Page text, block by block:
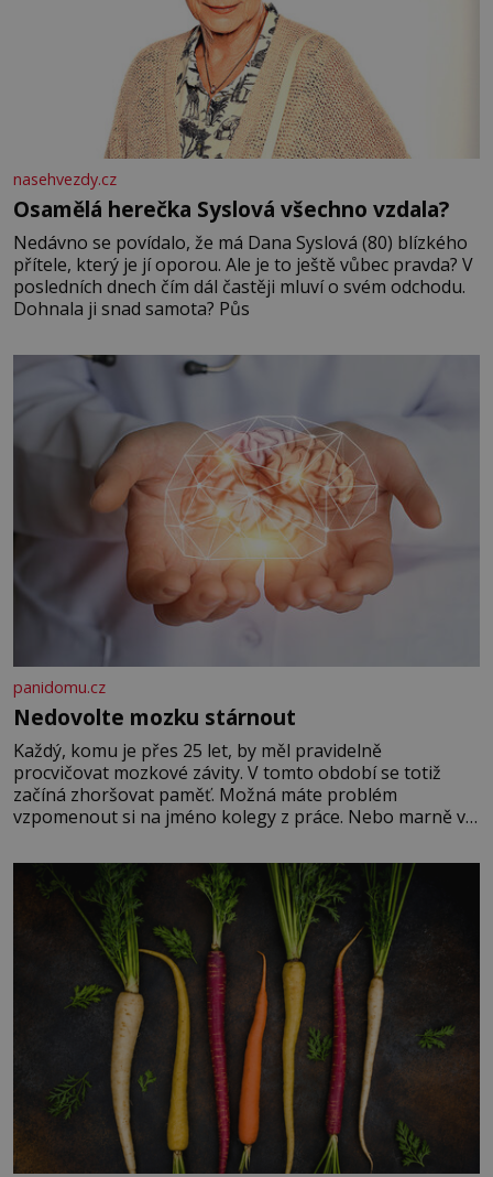
nasehvezdy.cz
Osamělá herečka Syslová všechno vzdala?
Nedávno se povídalo, že má Dana Syslová (80) blízkého
přítele, který je jí oporou. Ale je to ještě vůbec pravda? V
posledních dnech čím dál častěji mluví o svém odchodu.
Dohnala ji snad samota? Půs
panidomu.cz
Nedovolte mozku stárnout
Každý, komu je přes 25 let, by měl pravidelně
procvičovat mozkové závity. V tomto období se totiž
začíná zhoršovat paměť. Možná máte problém
vzpomenout si na jméno kolegy z práce. Nebo marně v
Je to opravdu tak, s věkem jako kdyby se paměť
rozhodla stávkovat. Cvičte